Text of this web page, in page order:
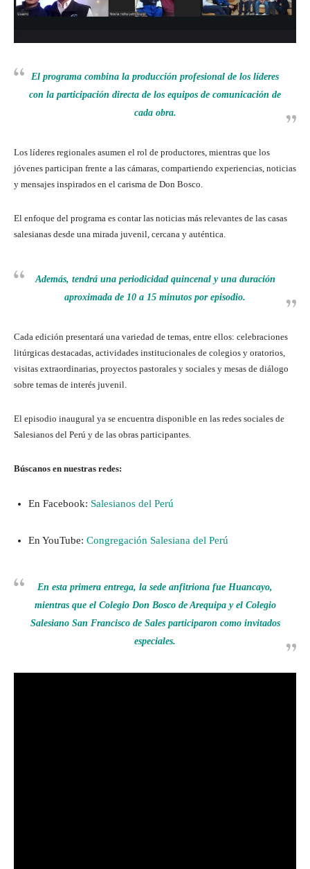
El programa combina la producción profesional de los líderes
con la participación directa de los equipos de comunicación de
cada obra.
Los líderes regionales asumen el rol de productores, mientras que los
jóvenes participan frente a las cámaras, compartiendo experiencias, noticias
y mensajes inspirados en el carisma de Don Bosco.
El enfoque del programa es contar las noticias más relevantes de las casas
salesianas desde una mirada juvenil, cercana y auténtica.
Además, tendrá una periodicidad quincenal y una duración
aproximada de 10 a 15 minutos por episodio.
Cada edición presentará una variedad de temas, entre ellos: celebraciones
litúrgicas destacadas, actividades institucionales de colegios y oratorios,
visitas extraordinarias, proyectos pastorales y sociales y mesas de diálogo
sobre temas de interés juvenil.
El episodio inaugural ya se encuentra disponible en las redes sociales de
Salesianos del Perú y de las obras participantes.
Búscanos en nuestras redes:
En Facebook: Salesianos del Perú
En YouTube: Congregación Salesiana del Perú
En esta primera entrega, la sede anfitriona fue Huancayo,
mientras que el Colegio Don Bosco de Arequipa y el Colegio
Salesiano San Francisco de Sales participaron como invitados
especiales.